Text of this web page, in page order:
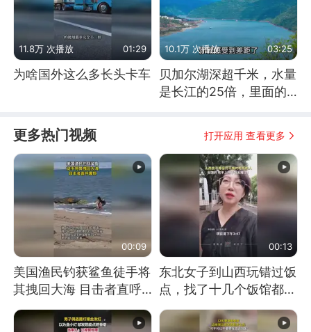
11.8万 次播放 01:29
为啥国外这么多长头卡车
10.1万 次播放 03:25
贝加尔湖深超千米，水量
是长江的25倍，里面的
更多热门视频 打开应用 查看更多
00:09
美国渔民钓获鲨鱼徒手将
其拽回大海 目击者直呼
震惊 （视频来源：参考
消息）
00:13
东北女子到山西玩错过饭
点，找了十几个饭馆都没
开门：午休到几点